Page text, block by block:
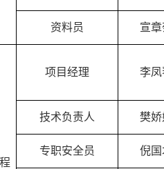
资料员 宣章
项目经理 李凤
技术负责人 樊娇
专职安全员 倪国